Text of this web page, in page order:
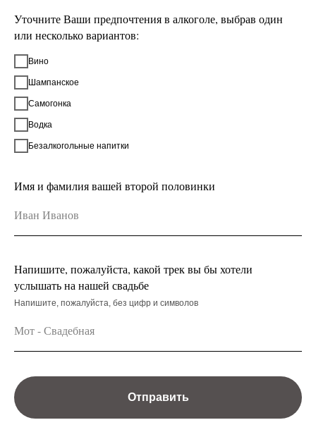
Уточните Ваши предпочтения в алкоголе, выбрав один
или несколько вариантов:
Вино
Шампанское
Самогонка
Водка
Безалкогольные напитки
Имя и фамилия вашей второй половинки
Напишите, пожалуйста, какой трек вы бы хотели
услышать на нашей свадьбе
Напишите, пожалуйста, без цифр и символов
Отправить